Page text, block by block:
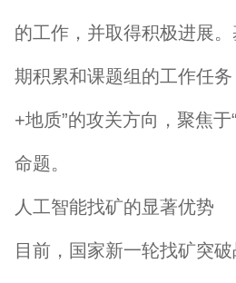
的工作，并取得积极进展
期积累和课题组的工作任
+地质”的攻关方向，聚焦于
命题。
人工智能找矿的显著优势
目前，国家新一轮找矿突